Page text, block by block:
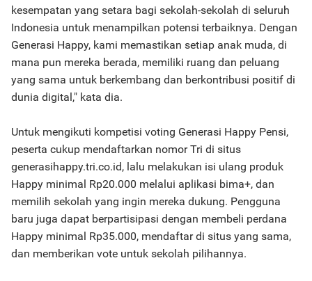
kesempatan yang setara bagi sekolah-sekolah di seluruh
Indonesia untuk menampilkan potensi terbaiknya. Dengan
Generasi Happy, kami memastikan setiap anak muda, di
mana pun mereka berada, memiliki ruang dan peluang
yang sama untuk berkembang dan berkontribusi positif di
dunia digital," kata dia.
Untuk mengikuti kompetisi voting Generasi Happy Pensi,
peserta cukup mendaftarkan nomor Tri di situs
generasihappy.tri.co.id, lalu melakukan isi ulang produk
Happy minimal Rp20.000 melalui aplikasi bima+, dan
memilih sekolah yang ingin mereka dukung. Pengguna
baru juga dapat berpartisipasi dengan membeli perdana
Happy minimal Rp35.000, mendaftar di situs yang sama,
dan memberikan vote untuk sekolah pilihannya.